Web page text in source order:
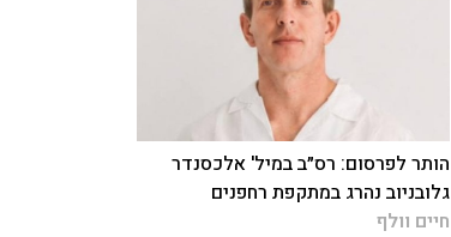
הותר לפרסום: רס״ב במיל' אלכסנדר
גלובניוב נהרג במתקפת רחפנים
חיים וולף